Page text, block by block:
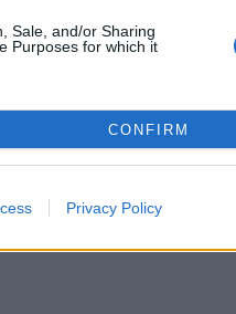
Sale, and/or Sharing
Purposes for which it
CONFIRM
Privacy Policy